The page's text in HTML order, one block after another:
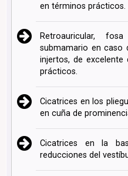
en términos prácticos.
Retroauricular,
submamario en caso
injertos, de excelente
prácticos.
Cicatrices en los
en cuña de
Cicatrices en la
reducciones del